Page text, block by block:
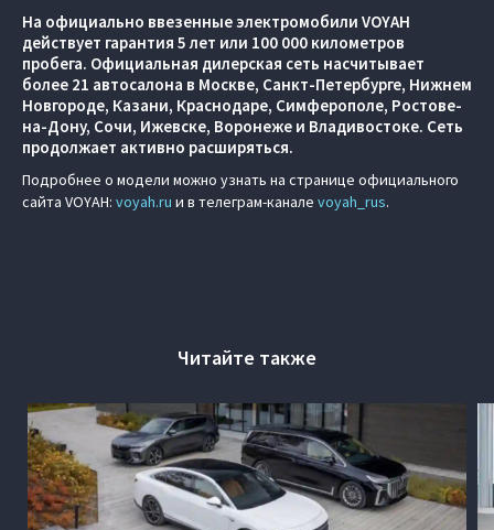
На официально ввезенные электромобили VOYAH
действует гарантия 5 лет или 100 000 километров
пробега. Официальная дилерская сеть насчитывает
более 21 автосалона в Москве, Санкт-Петербурге, Нижнем
Новгороде, Казани, Краснодаре, Симферополе, Ростове-
на-Дону, Сочи, Ижевске, Воронеже и Владивостоке. Сеть
продолжает активно расширяться.
Подробнее о модели можно узнать на странице официального
сайта VOYAH: voyah.ru и в телеграм-канале voyah_rus.
Читайте также